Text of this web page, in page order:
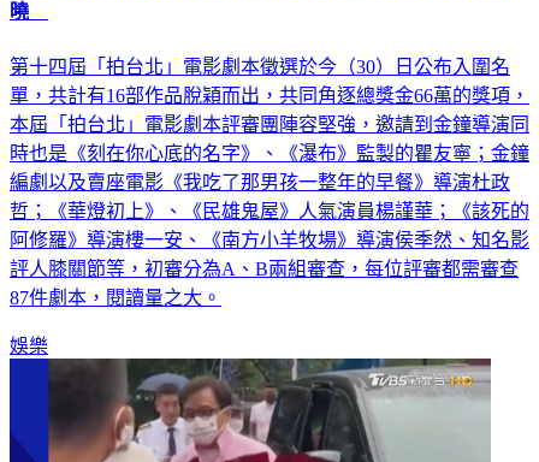
曉
第十四屆「拍台北」電影劇本徵選於今（30）日公布入圍名
單，共計有16部作品脫穎而出，共同角逐總獎金66萬的獎項，
本屆「拍台北」電影劇本評審團陣容堅強，邀請到金鐘導演同
時也是《刻在你心底的名字》、《瀑布》監製的瞿友寧；金鐘
編劇以及賣座電影《我吃了那男孩一整年的早餐》導演杜政
哲；《華燈初上》、《民雄鬼屋》人氣演員楊謹華；《該死的
阿修羅》導演樓一安、《南方小羊牧場》導演侯季然、知名影
評人膝關節等，初審分為A、B兩組審查，每位評審都需審查
87件劇本，閱讀量之大。
娛樂